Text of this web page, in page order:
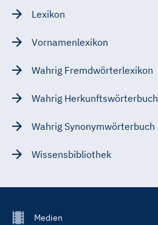
Lexikon
Vornamenlexikon
Wahrig Fremdwörterlexikon
Wahrig Herkunftswörterbuch
Wahrig Synonymwörterbuch
Wissensbibliothek
FooterMedien